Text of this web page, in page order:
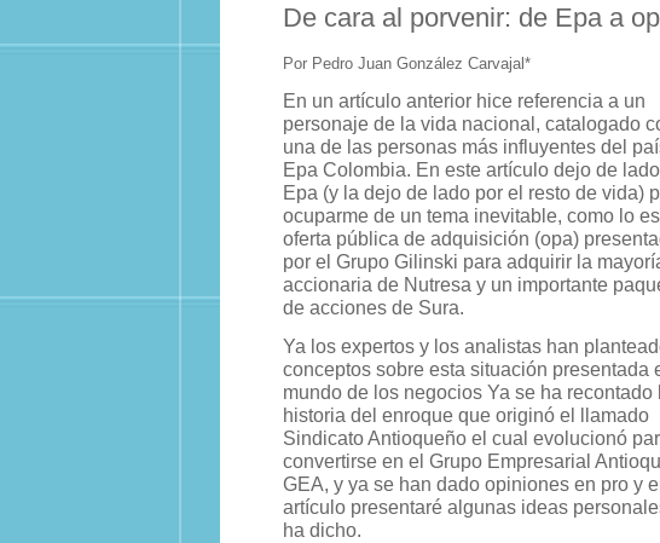
De cara al porvenir: de Epa a
Por Pedro Juan González Carvajal*
En un artículo anterior hice referencia a un
personaje de la vida nacional, catalogado
una de las personas más influyentes del
Epa Colombia. En este artículo dejo de
Epa (y la dejo de lado por el resto de vida)
ocuparme de un tema inevitable, como lo
oferta pública de adquisición (opa)
por el Grupo Gilinski para adquirir la
accionaria de Nutresa y un importante
de acciones de Sura.
Ya los expertos y los analistas han
conceptos sobre esta situación presentada
mundo de los negocios Ya se ha recontado
historia del enroque que originó el llamado
Sindicato Antioqueño el cual evolucionó
convertirse en el Grupo Empresarial
GEA, y ya se han dado opiniones en pro y
artículo presentaré algunas ideas
ha dicho.